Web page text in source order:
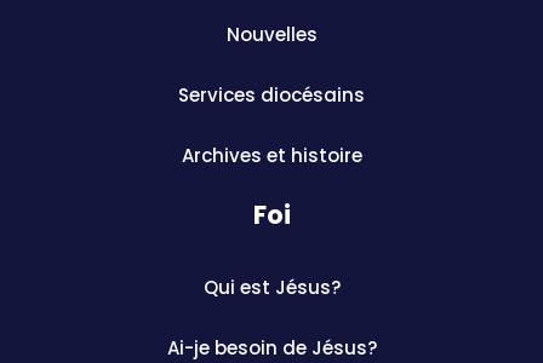
Nouvelles
Services diocésains
Archives et histoire
Foi
Qui est Jésus?
Ai-je besoin de Jésus?